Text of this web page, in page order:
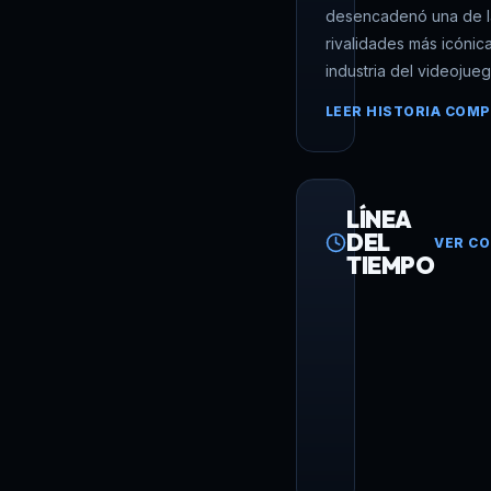
desencadenó una de
rivalidades más
industria del
LEER HISTORIA
LÍNEA
DEL
TIEMPO
VER